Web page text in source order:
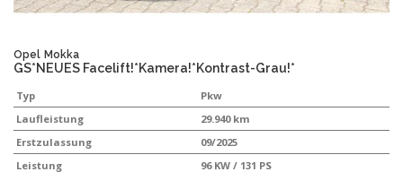
Opel Mokka
GS*NEUES Facelift!*Kamera!*Kontrast-Grau!*
Typ
Pkw
Laufleistung
29.940 km
Erstzulassung
09/2025
Leistung
96 KW / 131 PS